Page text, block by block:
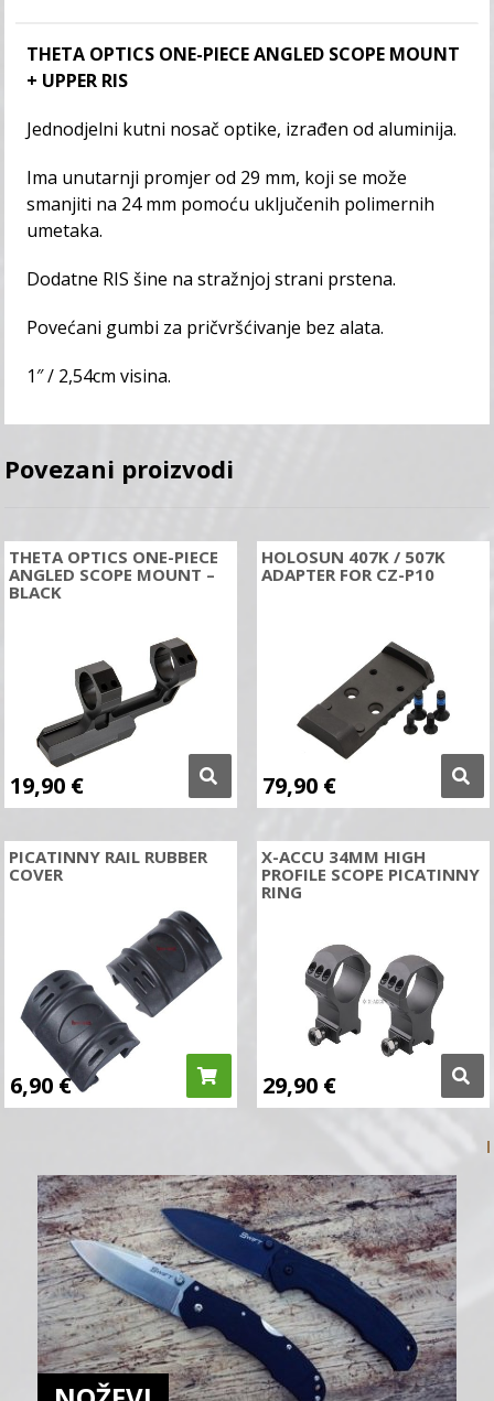
THETA OPTICS ONE-PIECE ANGLED SCOPE MOUNT
+ UPPER RIS
Jednodjelni kutni nosač optike, izrađen od aluminija.
Ima unutarnji promjer od 29 mm, koji se može
smanjiti na 24 mm pomoću uključenih polimernih
umetaka.
Dodatne RIS šine na stražnjoj strani prstena.
Povećani gumbi za pričvršćivanje bez alata.
1″ / 2,54cm visina.
Povezani proizvodi
THETA OPTICS ONE-PIECE
ANGLED SCOPE MOUNT –
BLACK
19,90 €
HOLOSUN 407K / 507K
ADAPTER FOR CZ-P10
79,90 €
PICATINNY RAIL RUBBER
COVER
6,90 €
X-ACCU 34MM HIGH
PROFILE SCOPE PICATINNY
RING
29,90 €